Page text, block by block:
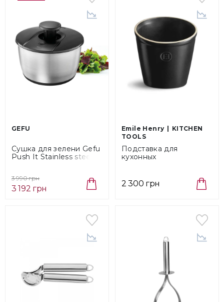
GEFU
Сушка для зелени Gefu
Push It Stainless steel,
3 990 грн
3 192 грн
Emile Henry
KITCHEN
TOOLS
Подставка для
кухонных
Tools Truffe (710218)
2 300 грн